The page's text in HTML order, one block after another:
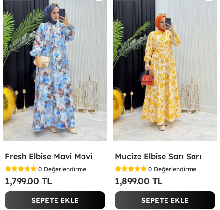
Fresh Elbise Mavi Mavi
0 Değerlendirme
1,799.00 TL
SEPETE EKLE
Mucize Elbise Sarı Sarı
0 Değerlendirme
1,899.00 TL
SEPETE EKLE